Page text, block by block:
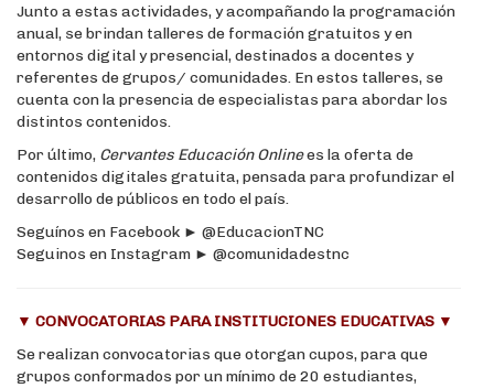
Junto a estas actividades, y acompañando la programación
anual, se brindan talleres de formación gratuitos y en
entornos digital y presencial, destinados a docentes y
referentes de grupos/ comunidades. En estos talleres, se
cuenta con la presencia de especialistas para abordar los
distintos contenidos.
Por último, Cervantes Educación Onlinees la oferta de
contenidos digitales gratuita, pensada para profundizar el
desarrollo de públicos en todo el país.
Seguínos en Facebook ► @EducacionTNC
Seguinos en Instagram ► @comunidadestnc
▼ CONVOCATORIAS PARA INSTITUCIONES EDUCATIVAS ▼
Se realizan convocatorias que otorgan cupos, para que
grupos conformados por un mínimo de 20 estudiantes,